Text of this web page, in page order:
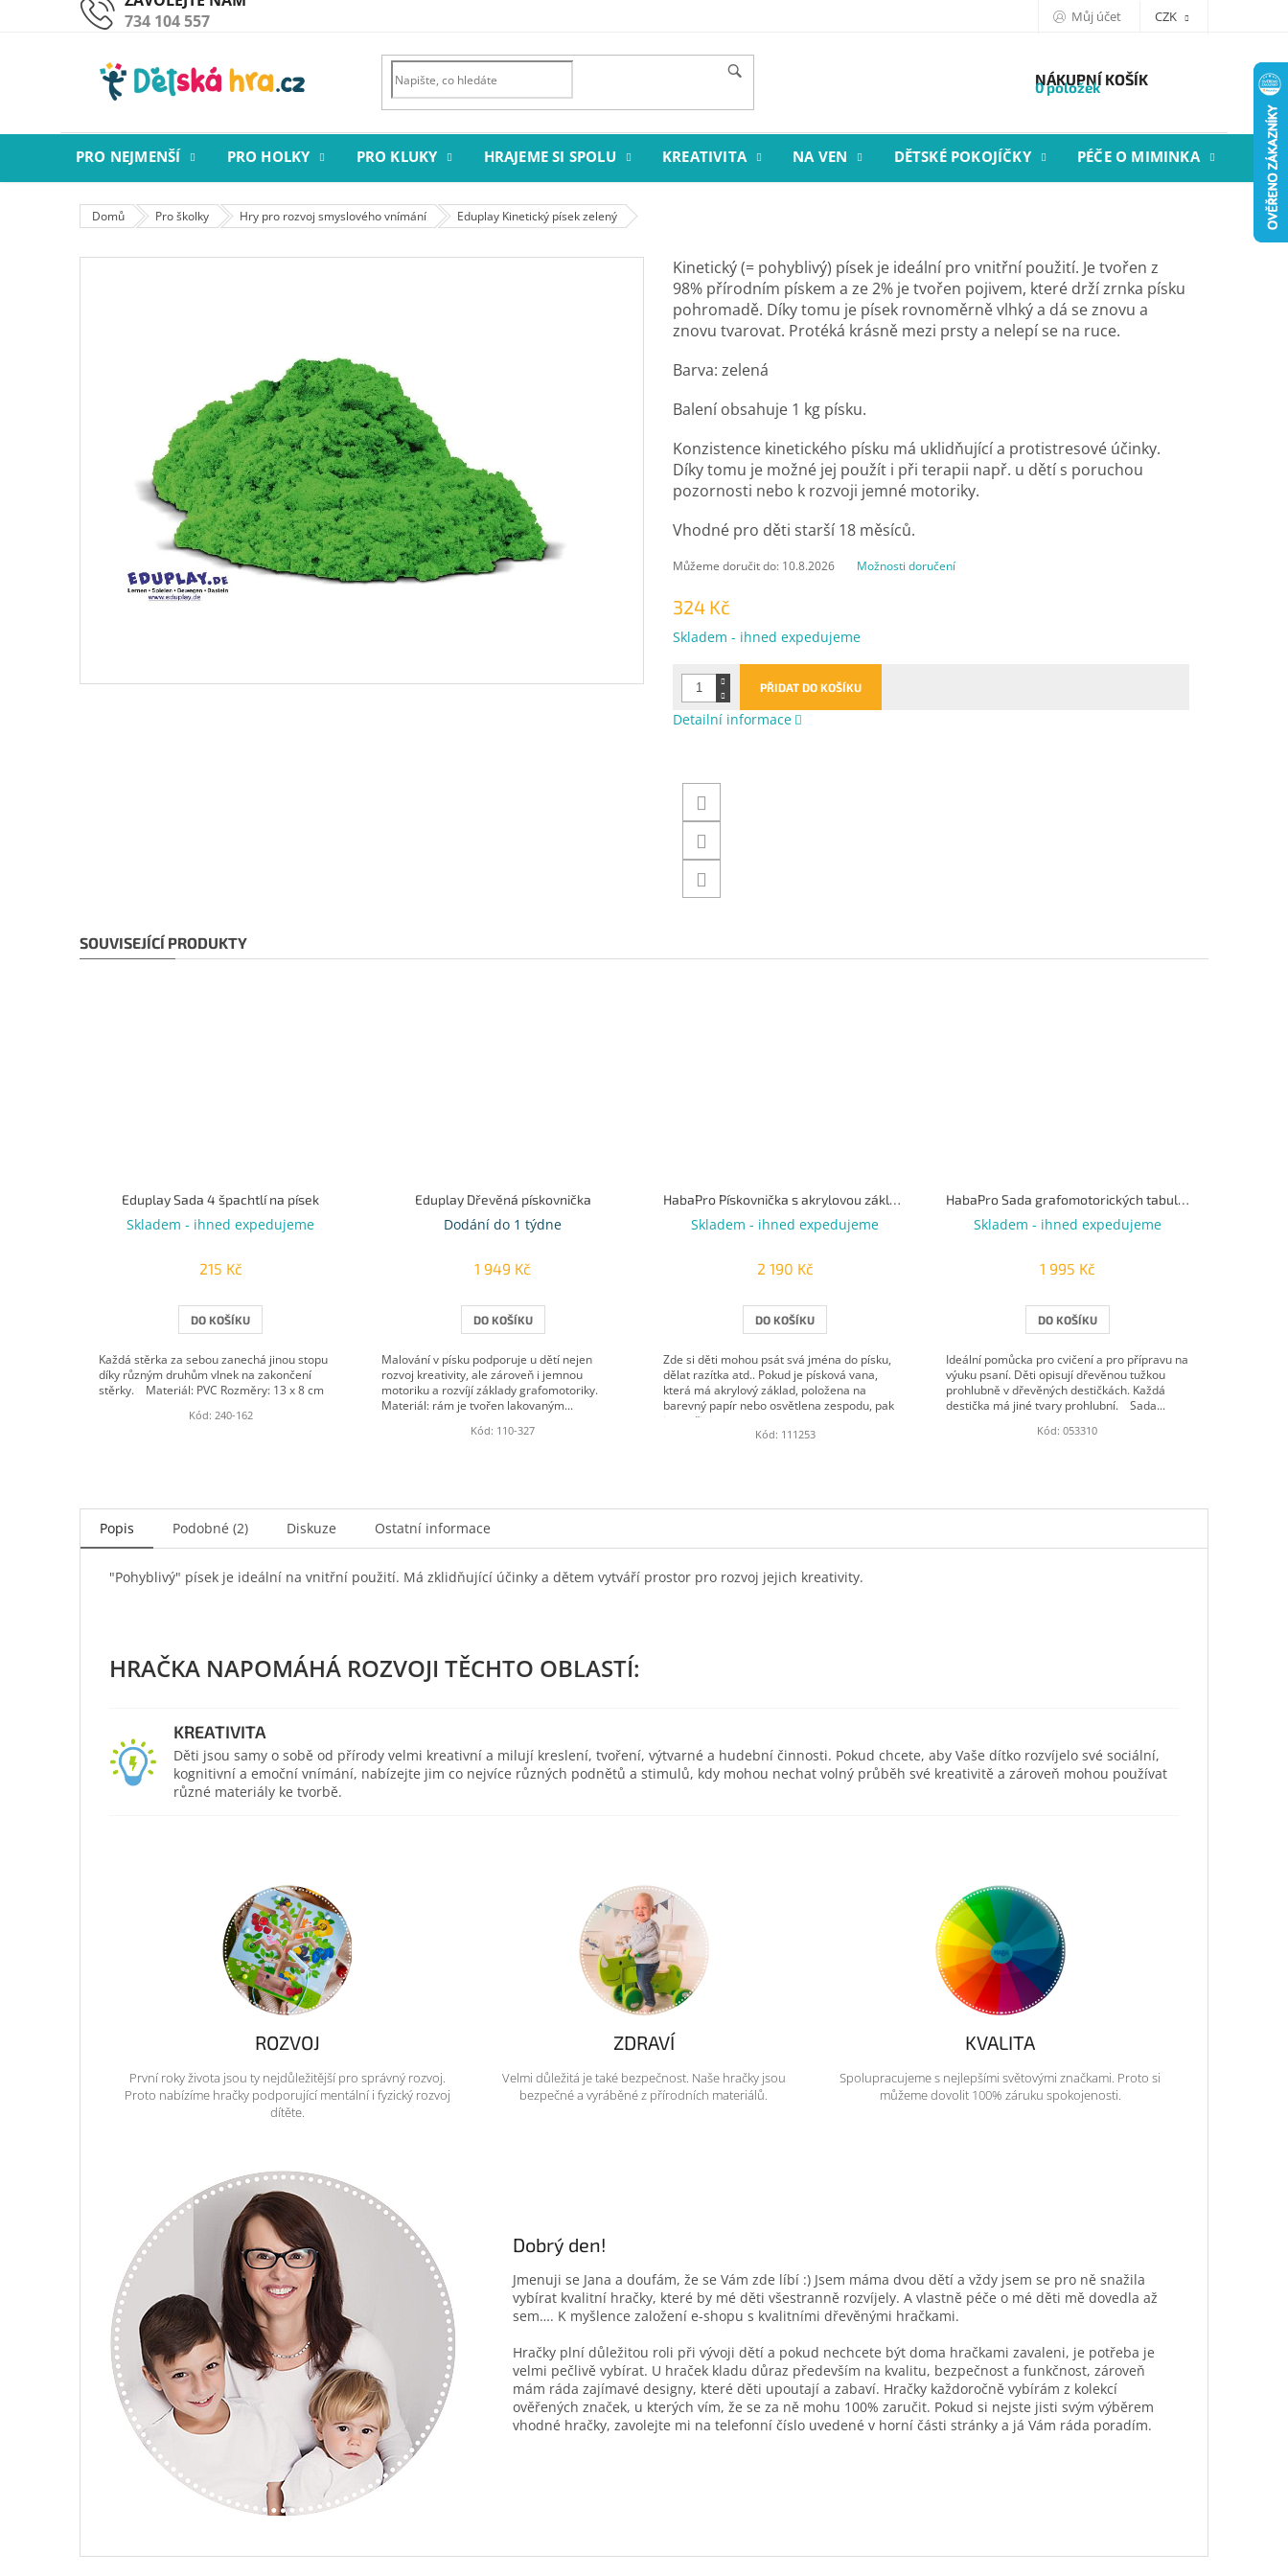
734 104 557 Můj účet CZK
NÁKUPNÍ KOŠÍK
0 položek
PRO NEJMENŠÍ PRO HOLKY PRO KLUKY HRAJEME SI SPOLU KREATIVITA NA VEN DĚTSKÉ POKOJÍČKY PÉČE O MIMINKA
Domů Pro školky Hry pro rozvoj smyslového vnímání Eduplay Kinetický písek zelený
324 Kč
Měrná
Skladem - ihned expedujeme
Můžeme doručit do: 10.8.2026 Možnosti doručení
PŘIDAT DO KOŠÍKU
Kinetický (= pohyblivý) písek je ideální pro vnitřní použití. Je tvořen z
98% přírodním pískem a ze 2% je tvořen pojivem, které drží zrnka písku
pohromadě. Díky tomu je písek rovnoměrně vlhký a dá se znovu a
znovu tvarovat. Protéká krásně mezi prsty a nelepí se na ruce.
Barva: zelená
Balení obsahuje 1 kg písku.
Konzistence kinetického písku má uklidňující a protistresové účinky.
Díky tomu je možné jej použít i při terapii např. u dětí s poruchou
pozornosti nebo k rozvoji jemné motoriky.
Vhodné pro děti starší 18 měsíců.
Detailní informace
SOUVISEJÍCÍ PRODUKTY
Eduplay Sada 4 špachtlí na písek
Skladem - ihned expedujeme
215 Kč
DO KOŠÍKU
Každá stěrka za sebou zanechá jinou stopu
díky různým druhům vlnek na zakončení
stěrky. Materiál: PVC Rozměry: 13 x 8 cm
Kód: 240-162
Eduplay Dřevěná pískovnička
Dodání do 1 týdne
1 949 Kč
DO KOŠÍKU
Malování v písku podporuje u dětí nejen
rozvoj kreativity, ale zároveň i jemnou
motoriku a rozvíjí základy grafomotoriky.
Materiál: rám je tvořen lakovaným...
Kód: 110-327
HabaPro Pískovnička s akrylovou základnou
Skladem - ihned expedujeme
2 190 Kč
DO KOŠÍKU
Zde si děti mohou psát svá jména do písku,
dělat razítka atd.. Pokud je písková vana,
která má akrylový základ, položena na
barevný papír nebo osvětlena zespodu, pak
jsou při...
Kód: 111253
HabaPro Sada grafomotorických tabulek
Skladem - ihned expedujeme
1 995 Kč
DO KOŠÍKU
Ideální pomůcka pro cvičení a pro přípravu na
výuku psaní. Děti opisují dřevěnou tužkou
prohlubně v dřevěných destičkách. Každá
destička má jiné tvary prohlubní. Sada...
Kód:053310
Popis Podobné (2) Diskuze Ostatní informace
"Pohyblivý" písek je ideální na vnitřní použití. Má zklidňující účinky a dětem vytváří prostor pro rozvoj jejich kreativity.
KREATIVITA
Děti jsou samy o sobě od přírody velmi kreativní a milují kreslení, tvoření, výtvarné a hudební činnosti. Pokud chcete, aby Vaše dítko rozvíjelo své sociální,
kognitivní a emoční vnímání, nabízejte jim co nejvíce různých podnětů a stimulů, kdy mohou nechat volný průběh své kreativitě a zároveň mohou používat
různé materiály ke tvorbě.
ROZVOJ
První roky života jsou ty nejdůležitější pro správný rozvoj.
Proto nabízíme hračky podporující mentální i fyzický rozvoj
dítěte.
ZDRAVÍ
Velmi důležitá je také bezpečnost. Naše hračky jsou
bezpečné a vyráběné z přírodních materiálů.
KVALITA
Spolupracujeme s nejlepšími světovými značkami. Proto si
můžeme dovolit 100% záruku spokojenosti.
Dobrý den!
Jmenuji se Jana a doufám, že se Vám zde líbí :) Jsem máma dvou dětí a vždy jsem se pro ně snažila
vybírat kvalitní hračky, které by mé děti všestranně rozvíjely. A vlastně péče o mé děti mě dovedla až
sem…. K myšlence založení e-shopu s kvalitními dřevěnými hračkami.
Hračky plní důležitou roli při vývoji dětí a pokud nechcete být doma hračkami zavaleni, je potřeba je
velmi pečlivě vybírat. U hraček kladu důraz především na kvalitu, bezpečnost a funkčnost, zároveň
mám ráda zajímavé designy, které děti upoutají a zabaví. Hračky každoročně vybírám z kolekcí
ověřených značek, u kterých vím, že se za ně mohu 100% zaručit. Pokud si nejste jisti svým výběrem
vhodné hračky, zavolejte mi na telefonní číslo uvedené v horní části stránky a já Vám ráda poradím.